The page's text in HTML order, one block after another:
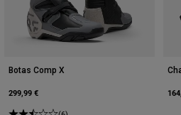
Botas Comp X
299,99 €